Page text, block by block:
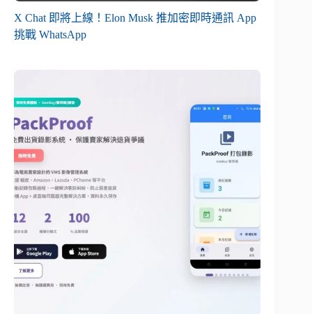
X Chat 即將上線！Elon Musk 推加密即時通訊 App
挑戰 WhatsApp